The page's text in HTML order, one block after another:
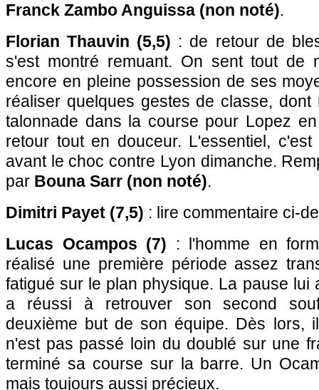
Franck Zambo Anguissa (non noté).
Florian Thauvin (5,5) : de retour de
s'est montré remuant. On sent tout de
encore en pleine possession de ses
réaliser quelques gestes de classe, dont
talonnade dans la course pour Lopez
retour tout en douceur. L'essentiel,
avant le choc contre Lyon dimanche.
par Bouna Sarr (non noté).
Dimitri Payet (7,5) : lire commentaire ci-
Lucas Ocampos (7) : l'homme en
réalisé une première période assez
fatigué sur le plan physique. La pause lui
a réussi à retrouver son second
deuxième but de son équipe. Dès lors,
n'est pas passé loin du doublé sur une
terminé sa course sur la barre. Un
mais toujours aussi précieux.